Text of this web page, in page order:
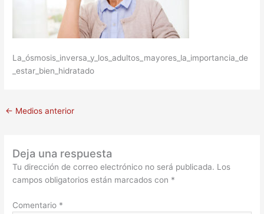
La_ósmosis_inversa_y_los_adultos_mayores_la_importancia_de
_estar_bien_hidratado
← Medios anterior
Deja una respuesta
Tu dirección de correo electrónico no será publicada. Los
campos obligatorios están marcados con *
Comentario *